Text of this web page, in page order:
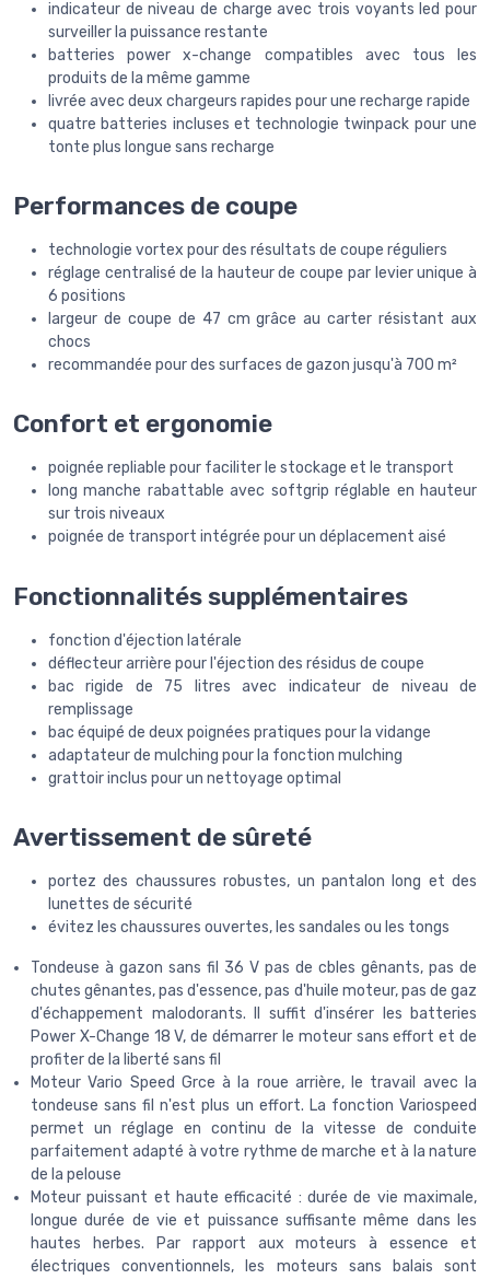
indicateur de niveau de charge avec trois voyants led pour
surveiller la puissance restante
batteries power x-change compatibles avec tous les
produits de la même gamme
livrée avec deux chargeurs rapides pour une recharge rapide
quatre batteries incluses et technologie twinpack pour une
tonte plus longue sans recharge
Performances de coupe
technologie vortex pour des résultats de coupe réguliers
réglage centralisé de la hauteur de coupe par levier unique à
6 positions
largeur de coupe de 47 cm grâce au carter résistant aux
chocs
recommandée pour des surfaces de gazon jusqu'à 700 m²
Confort et ergonomie
poignée repliable pour faciliter le stockage et le transport
long manche rabattable avec softgrip réglable en hauteur
sur trois niveaux
poignée de transport intégrée pour un déplacement aisé
Fonctionnalités supplémentaires
fonction d'éjection latérale
déflecteur arrière pour l'éjection des résidus de coupe
bac rigide de 75 litres avec indicateur de niveau de
remplissage
bac équipé de deux poignées pratiques pour la vidange
adaptateur de mulching pour la fonction mulching
grattoir inclus pour un nettoyage optimal
Avertissement de sûreté
portez des chaussures robustes, un pantalon long et des
lunettes de sécurité
évitez les chaussures ouvertes, les sandales ou les tongs
Tondeuse à gazon sans fil 36 V pas de cbles gênants, pas de
chutes gênantes, pas d'essence, pas d'huile moteur, pas de gaz
d'échappement malodorants. Il suffit d'insérer les batteries
Power X-Change 18 V, de démarrer le moteur sans effort et de
profiter de la liberté sans fil
Moteur Vario Speed Grce à la roue arrière, le travail avec la
tondeuse sans fil n'est plus un effort. La fonction Variospeed
permet un réglage en continu de la vitesse de conduite
parfaitement adapté à votre rythme de marche et à la nature
de la pelouse
Moteur puissant et haute efficacité : durée de vie maximale,
longue durée de vie et puissance suffisante même dans les
hautes herbes. Par rapport aux moteurs à essence et
électriques conventionnels, les moteurs sans balais sont